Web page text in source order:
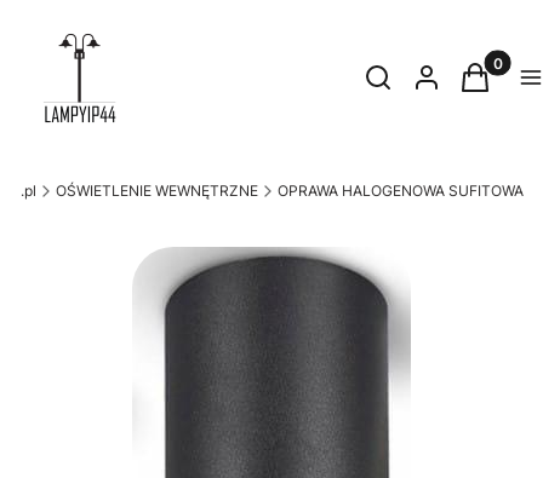
Otwórz
SzukajZaloguj sięKoszyk
OŚWIETLENIE WEWNĘTRZNE OPRAWA HALOGENOWA SUFITOWA